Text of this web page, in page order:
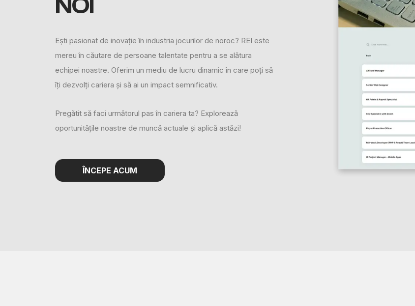
NOI
Ești pasionat de inovație în industria jocurilor de noroc? REI este
mereu în căutare de persoane talentate pentru a se alătura
echipei noastre. Oferim un mediu de lucru dinamic în care poți să
îți dezvolți cariera și să ai un impact semnificativ.
Pregătit să faci următorul pas în cariera ta? Explorează
oportunitățile noastre de muncă actuale și aplică astăzi!
ÎNCEPE ACUM